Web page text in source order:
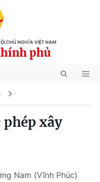
CHỦ NGHĨA VIỆT NAM
phủ
phép xây
Nam (Vĩnh Phúc)